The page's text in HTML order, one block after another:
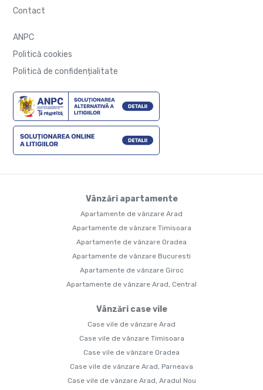
Contact
ANPC
Politică cookies
Politică de confidențialitate
Vânzări apartamente
Apartamente de vânzare Arad
Apartamente de vânzare Timisoara
Apartamente de vânzare Oradea
Apartamente de vânzare Bucuresti
Apartamente de vânzare Giroc
Apartamente de vânzare Arad, Central
Vânzări case vile
Case vile de vânzare Arad
Case vile de vânzare Timisoara
Case vile de vânzare Oradea
Case vile de vânzare Arad, Parneava
Case vile de vânzare Arad, Aradul Nou